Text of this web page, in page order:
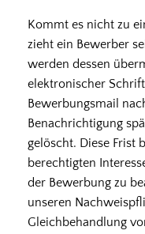
Kommt es nicht zu
zieht ein Bewerber
werden dessen
elektronischer
Bewerbungsmail
Benachrichtigung
gelöscht. Diese Frist
berechtigten
der Bewerbung zu
unseren
Gleichbehandlung